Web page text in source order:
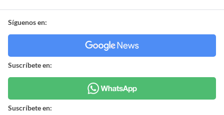
Síguenos en:
Suscríbete en:
Suscríbete en: